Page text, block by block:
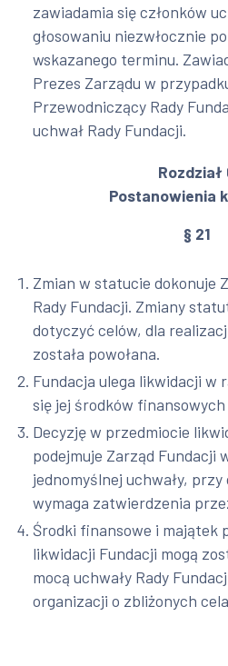
zawiadamia się członków
głosowaniu niezwłocznie
wskazanego terminu.
Prezes Zarządu w
Przewodniczący Rady
uchwał Rady Fundacji.
Rozdział
Postanowienia
§ 21
Zmian w statucie dokonuje
Rady Fundacji. Zmiany
dotyczyć celów, dla
została powołana.
Fundacja ulega likwidacji w
się jej środków
Decyzję w przedmiocie
podejmuje Zarząd Fundacji
jednomyślnej uchwały,
wymaga zatwierdzenia
Środki finansowe i majątek
likwidacji Fundacji mogą
mocą uchwały Rady
organizacji o zbliżonych